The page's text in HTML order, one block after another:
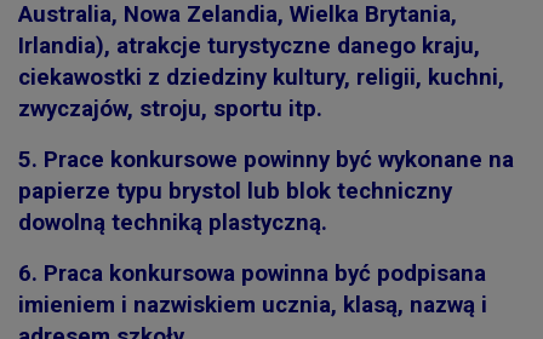
Australia, Nowa Zelandia, Wielka Brytania,
Irlandia), atrakcje turystyczne danego kraju,
ciekawostki z dziedziny kultury, religii, kuchni,
zwyczajów, stroju, sportu itp.
5. Prace konkursowe powinny być wykonane na
papierze typu brystol lub blok techniczny
dowolną techniką plastyczną.
6. Praca konkursowa powinna być podpisana
imieniem i nazwiskiem ucznia, klasą, nazwą i